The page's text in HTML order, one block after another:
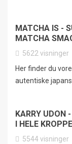
MATCHA IS -
MATCHA
5622visninger
Her finder du
autentiske
KARRY UDON
I HELE
5544visninger